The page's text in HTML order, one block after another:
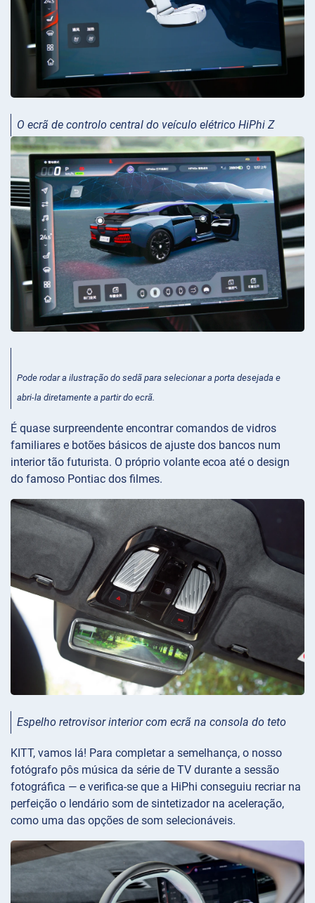
O ecrã de controlo central do veículo elétrico HiPhi Z
Pode rodar a ilustração do sedã para selecionar a porta desejada e
abri-la diretamente a partir do ecrã.
É quase surpreendente encontrar comandos de vidros
familiares e botões básicos de ajuste dos bancos num
interior tão futurista. O próprio volante ecoa até o design
do famoso Pontiac dos filmes.
Espelho retrovisor interior com ecrã na consola do teto
KITT, vamos lá! Para completar a semelhança, o nosso
fotógrafo pôs música da série de TV durante a sessão
fotográfica — e verifica-se que a HiPhi conseguiu recriar na
perfeição o lendário som de sintetizador na aceleração,
como uma das opções de som selecionáveis.